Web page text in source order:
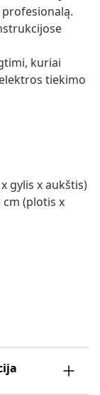
kuriai
tiekimo
gylis x aukštis)
cm (plotis x